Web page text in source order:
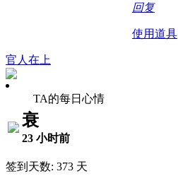
回复
使用道具
官人在上
TA的每日心情
衰
23 小时前
签到天数: 373 天